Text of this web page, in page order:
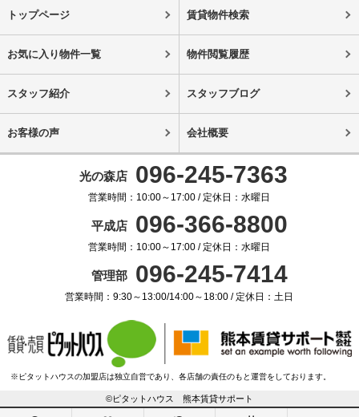
トップページ 賃貸物件検索
お気に入り物件一覧 物件閲覧履歴
スタッフ紹介 スタッフブログ
お客様の声 会社概要
光の森店 096-245-7363
営業時間：10:00～17:00 / 定休日：水曜日
平成店 096-366-8800
営業時間：10:00～17:00 / 定休日：水曜日
管理部 096-245-7414
営業時間：9:30～13:00/14:00～18:00 / 定休日：土日
※ピタットハウスの加盟店は独立自営であり、各店舗の責任のもと運営をしております。
©ピタットハウス 熊本賃貸サポート